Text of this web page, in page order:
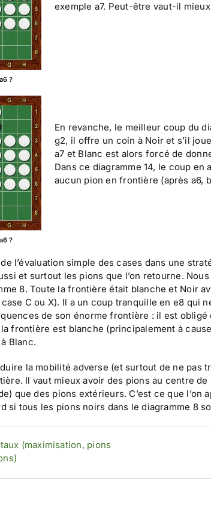
?
exemple a7. Peut-être vaut-il
?
En revanche, le meilleur coup du
g2, il offre un coin à Noir et s’il
a7 et Blanc est alors forcé de
Dans ce diagramme 14, le coup en
aucun pion en frontière (après a6,
l’évaluation simple des cases dans une
et surtout les pions que l’on retourne.
8. Toute la frontière était blanche et Noir
C ou X). Il a un coup tranquille en e8 qui
de son énorme frontière : il est obligé
frontière est blanche (principalement à
Blanc.
la mobilité adverse (et surtout de ne pas
Il vaut mieux avoir des pions au centre
que des pions extérieurs. C’est ce que l’on
si tous les pions noirs dans le diagramme 8
(maximisation, pions